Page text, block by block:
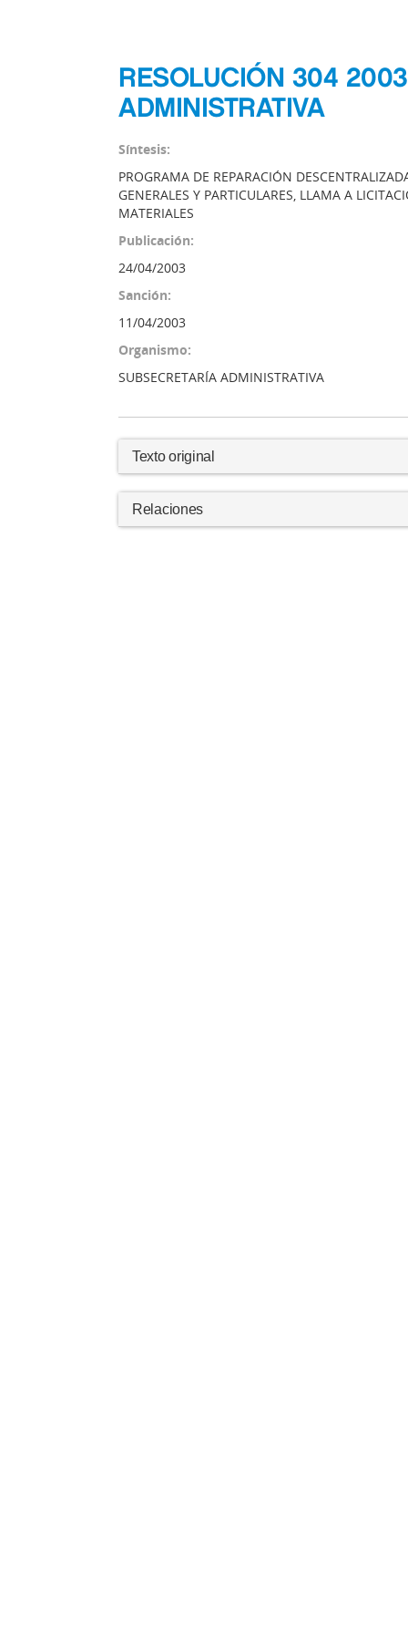
RESOLUCIÓN 304
ADMINISTRATIVA
Síntesis:
PROGRAMA DE REPARACIÓN
GENERALES Y PARTICULARES, LLAMA A
MATERIALES
Publicación:
24/04/2003
Sanción:
11/04/2003
Organismo:
SUBSECRETARÍA ADMINISTRATIVA
Texto original
Relaciones